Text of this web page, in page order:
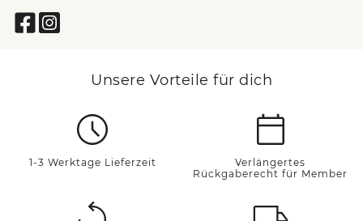
Kontrast von Innen- und Außenseite des Stoffes. Besonders
bei dunklen Denim Stoffen haben beide Stoffseiten sehr
Lieblings Stil und deinen perfekten Begleiter für Tage mit
und ohne Sonne. Wähle deinen Favoriten aus unter der
Shoppe bei CECIL online nach Lust und Laune und finde
deine Trend It Pieces für diese Saison.
Unsere Vorteile für dich
1-3 Werktage Lieferzeit
Verlängertes
Rückgaberecht für Member